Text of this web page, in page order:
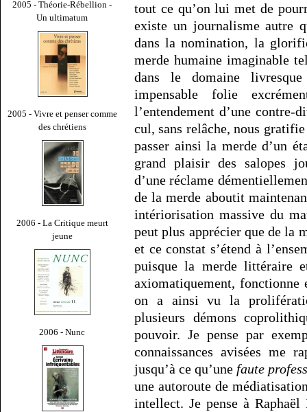
2005 - Théorie-Rébellion -
Un ultimatum
2005 - Vivre et penser comme
des chrétiens
2006 - La Critique meurt
jeune
2006 - Nunc
tout ce qu’on lui met de
existe un journalisme autre
dans la nomination, la
merde humaine imaginable
dans le domaine
impensable folie
l’entendement d’une
cul, sans relâche, nous
passer ainsi la merde d’un
grand plaisir des salopes
d’une réclame
de la merde aboutit
intériorisation massive du
peut plus apprécier que de la
et ce constat s’étend à
puisque la merde littéraire
axiomatiquement,
on a ainsi vu la
plusieurs démons
pouvoir. Je pense par
connaissances avisées me
jusqu’à ce qu’une faute
une autoroute de
intellect. Je pense à